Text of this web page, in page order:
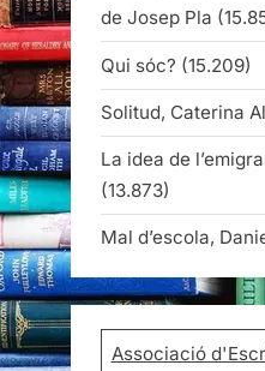
de Josep Pla
Qui sóc? (15.209)
Solitud, Caterina
La idea de
(13.873)
Mal d’escola,
Associació